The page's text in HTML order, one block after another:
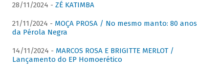
28/11/2024 - ZÉ KATIMBA
21/11/2024 - MOÇA PROSA / No mesmo manto: 80 anos
da Pérola Negra
14/11/2024 - MARCOS ROSA E BRIGITTE MERLOT /
Lançamento do EP Homoerético